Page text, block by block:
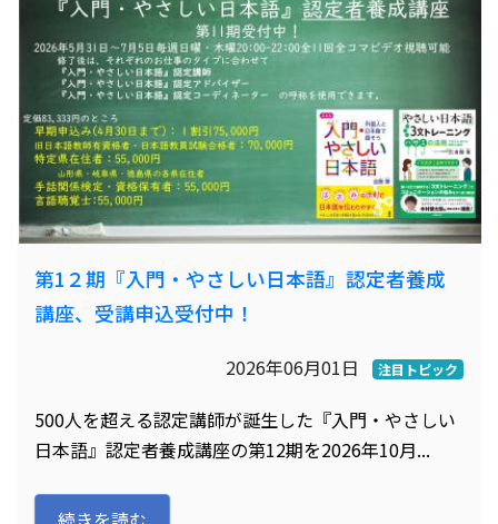
第1２期『入門・やさしい日本語』認定者養成
講座、受講申込受付中！
2026年06月01日 注目トピック
500人を超える認定講師が誕生した『入門・やさしい
日本語』認定者養成講座の第12期を2026年10月...